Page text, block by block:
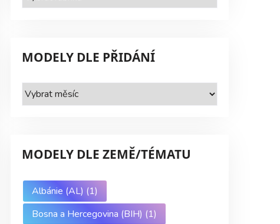
dle
MODELY DLE PŘIDÁNÍ
Modely
dle
MODELY DLE ZEMĚ/TÉMATU
Albánie (AL) (1)
Bosna a Hercegovina (BIH) (1)